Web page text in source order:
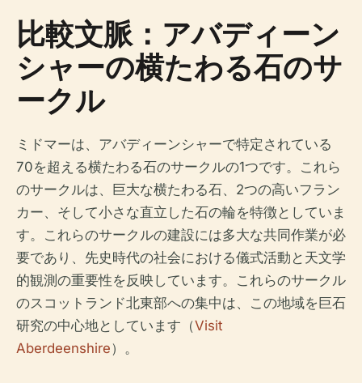
比較文脈：アバディーン
シャーの横たわる石のサ
ークル
ミドマーは、アバディーンシャーで特定されている
70を超える横たわる石のサークルの1つです。これら
のサークルは、巨大な横たわる石、2つの高いフラン
カー、そして小さな直立した石の輪を特徴としていま
す。これらのサークルの建設には多大な共同作業が必
要であり、先史時代の社会における儀式活動と天文学
的観測の重要性を反映しています。これらのサークル
のスコットランド北東部への集中は、この地域を巨石
研究の中心地としています（Visit
Aberdeenshire）。